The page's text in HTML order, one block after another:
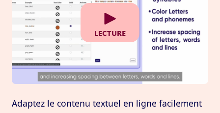
lecture
Adaptez le contenu textuel en ligne facilement